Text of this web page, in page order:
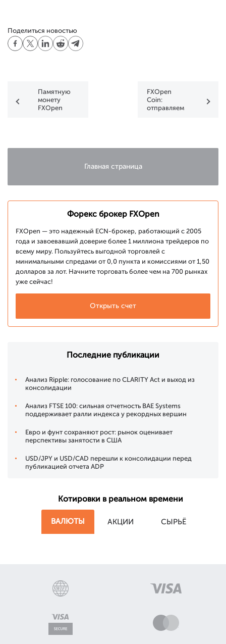
Поделиться новостью
Памятную
монету
FXOpen
FXOpen
Coin:
отправляем
Главная страница
Форекс брокер FXOpen
FXOpen — это надежный ECN-брокер, работающий с 2005
года и завоевавший доверие более 1 миллиона трейдеров по
всему миру. Пользуйтесь выгодной торговлей с
минимальными спредами от 0,0 пункта и комиссиями от 1,50
долларов за лот. Начните торговать более чем на 700 рынках
уже сейчас!
Открыть счет
Последние публикации
Анализ Ripple: голосование по CLARITY Act и выход из
консолидации
Анализ FTSE 100: сильная отчетность BAE Systems
поддерживает ралли индекса у рекордных вершин
Евро и фунт сохраняют рост: рынок оценивает
перспективы занятости в США
USD/JPY и USD/CAD перешли к консолидации перед
публикацией отчета ADP
Котировки в реальном времени
ВАЛЮТЫ АКЦИИ СЫРЬЁ